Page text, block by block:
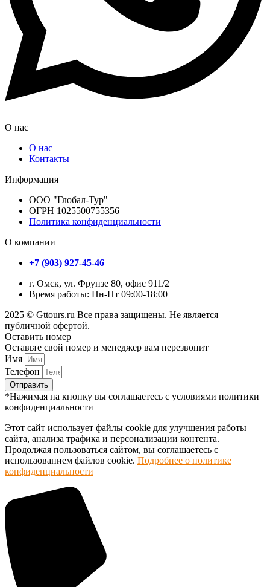
О нас
О нас
Контакты
Информация
ООО "Глобал-Тур"
ОГРН 1025500755356
Политика конфиденциальности
О компании
+7 (903) 927-45-46
г. Омск, ул. Фрунзе 80, офис 911/2
Время работы: Пн-Пт 09:00-18:00
2025 © Gttours.ru Все права защищены. Не является
публичной офертой.
Оставить номер
Оставьте свой номер и менеджер вам перезвонит
Имя
Телефон
Отправить
*Нажимая на кнопку вы соглашаетесь с условиями политики
конфиденциальности
Этот сайт использует файлы cookie для улучшения работы
сайта, анализа трафика и персонализации контента.
Продолжая пользоваться сайтом, вы соглашаетесь с
использованием файлов cookie. Подробнее о политике
конфиденциальности